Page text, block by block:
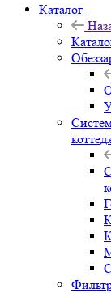
Каталог